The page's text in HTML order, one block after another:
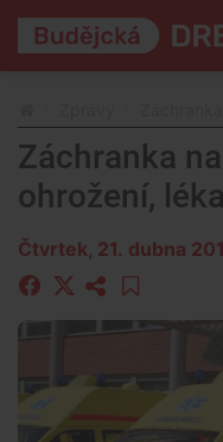
Záchranka
ohrožení,
Čtvrtek, 21. dubna